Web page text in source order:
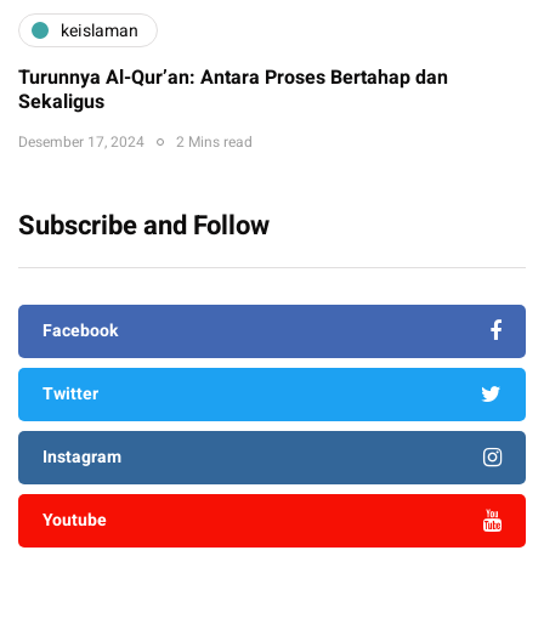
keislaman
Turunnya Al-Qur’an: Antara Proses Bertahap dan
Sekaligus
Desember 17, 2024 2 Mins read
Subscribe and Follow
Facebook
Twitter
Instagram
Youtube